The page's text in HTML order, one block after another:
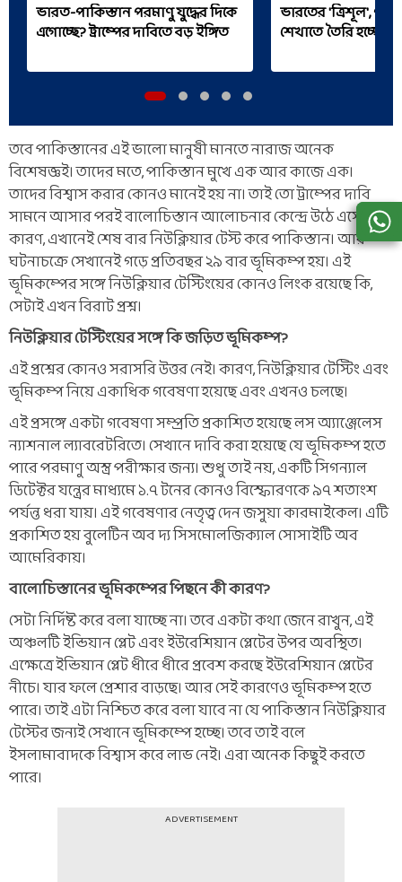
ভারত-পাকিস্তান পরমাণু যুদ্ধের দিকে
এগোচ্ছে? ট্রাম্পের দাবিতে বড় ইঙ্গিত
ভারতের 'ত্রিশূল',
শেখাতে তৈরি হচ্ছে
তবে পাকিস্তানের এই ভালো মানুষী মানতে নারাজ অনেক
বিশেষজ্ঞই। তাদের মতে, পাকিস্তান মুখে এক আর কাজে এক।
তাদের বিশ্বাস করার কোনও মানেই হয় না। তাই তো ট্রাম্পের দাবি
সামনে আসার পরই বালোচিস্তান আলোচনার কেন্দ্রে উঠে এসেছে।
কারণ, এখানেই শেষ বার নিউক্লিয়ার টেস্ট করে পাকিস্তান। আর
ঘটনাচক্রে সেখানেই গড়ে প্রতিবছর ২৯ বার ভূমিকম্প হয়। এই
ভূমিকম্পের সঙ্গে নিউক্লিয়ার টেস্টিংয়ের কোনও লিংক রয়েছে কি,
সেটাই এখন বিরাট প্রশ্ন।
নিউক্লিয়ার টেস্টিংয়ের সঙ্গে কি জড়িত ভূমিকম্প?
এই প্রশ্নের কোনও সরাসরি উত্তর নেই। কারণ, নিউক্লিয়ার টেস্টিং এবং
ভূমিকম্প নিয়ে একাধিক গবেষণা হয়েছে এবং এখনও চলছে।
এই প্রসঙ্গে একটা গবেষণা সম্প্রতি প্রকাশিত হয়েছে লস অ্যাঞ্জেলেস
ন্যাশনাল ল্যাবরেটরিতে। সেখানে দাবি করা হয়েছে যে ভূমিকম্প হতে
পারে পরমাণু অস্ত্র পরীক্ষার জন্য। শুধু তাই নয়, একটি সিগন্যাল
ডিটেক্টর যন্ত্রের মাধ্যমে ১.৭ টনের কোনও বিস্ফোরণকে ৯৭ শতাংশ
পর্যন্ত ধরা যায়। এই গবেষণার নেতৃত্ব দেন জসুয়া কারমাইকেল। এটি
প্রকাশিত হয় বুলেটিন অব দ্য সিসমোলজিক্যাল সোসাইটি অব
আমেরিকায়।
বালোচিস্তানের ভূমিকম্পের পিছনে কী কারণ?
সেটা নির্দিষ্ট করে বলা যাচ্ছে না। তবে একটা কথা জেনে রাখুন, এই
অঞ্চলটি ইন্ডিয়ান প্লেট এবং ইউরেশিয়ান প্লেটের উপর অবস্থিত।
এক্ষেত্রে ইন্ডিয়ান প্লেট ধীরে ধীরে প্রবেশ করছে ইউরেশিয়ান প্লেটের
নীচে। যার ফলে প্রেশার বাড়ছে। আর সেই কারণেও ভূমিকম্প হতে
পারে। তাই এটা নিশ্চিত করে বলা যাবে না যে পাকিস্তান নিউক্লিয়ার
টেস্টের জন্যই সেখানে ভূমিকম্পে হচ্ছে। তবে তাই বলে
ইসলামাবাদকে বিশ্বাস করে লাভ নেই। এরা অনেক কিছুই করতে
পারে।
ADVERTISEMENT